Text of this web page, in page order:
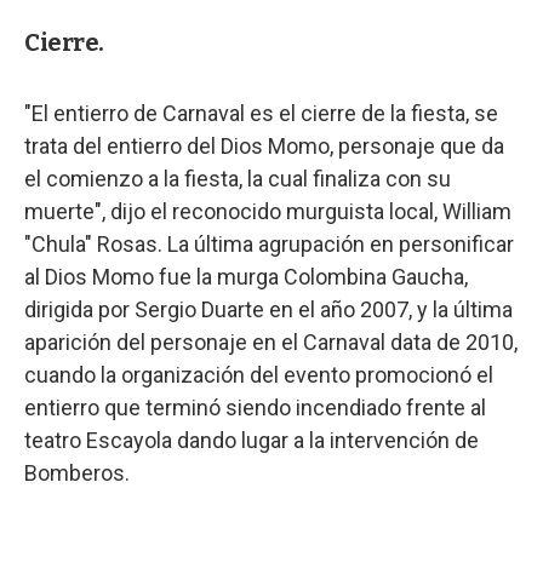
Cierre.
"El entierro de Carnaval es el cierre de la fiesta, se
trata del entierro del Dios Momo, personaje que da
el comienzo a la fiesta, la cual finaliza con su
muerte", dijo el reconocido murguista local, William
"Chula" Rosas. La última agrupación en personificar
al Dios Momo fue la murga Colombina Gaucha,
dirigida por Sergio Duarte en el año 2007, y la última
aparición del personaje en el Carnaval data de 2010,
cuando la organización del evento promocionó el
entierro que terminó siendo incendiado frente al
teatro Escayola dando lugar a la intervención de
Bomberos.